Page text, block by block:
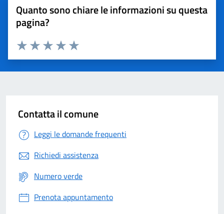
Quanto sono chiare le informazioni su questa
pagina?
Valuta 5 stelle su 5
Valuta 4 stelle su 5
Valuta 3 stelle su 5
Valuta 2 stelle su 5
Valuta 1 stelle su 5
Contatta il comune
Leggi le domande frequenti
Richiedi assistenza
Numero verde
Prenota appuntamento